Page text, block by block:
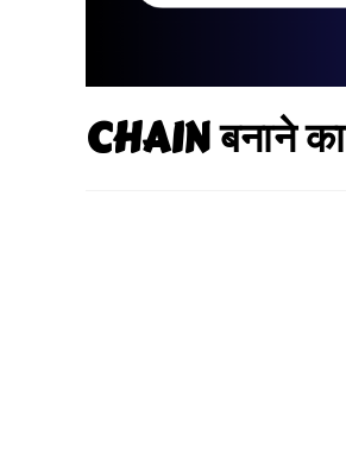
CHAIN बनाने